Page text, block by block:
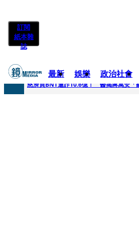
訂閱
紙本雜
誌
最新 娛樂 政治社會
快訊